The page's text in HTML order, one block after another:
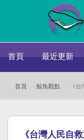
首頁 最近更新
首頁 鯨魚觀點 《
《台灣人民自